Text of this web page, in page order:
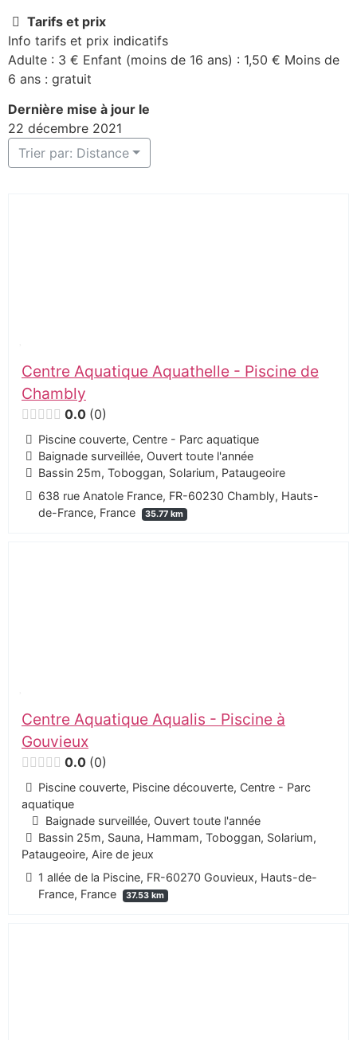
Tarifs et prix
Info tarifs et prix indicatifs
Adulte : 3 € Enfant (moins de 16 ans) : 1,50 € Moins de
6 ans : gratuit
Dernière mise à jour le
22 décembre 2021
Trier par: Distance
Centre Aquatique Aquathelle - Piscine de
Chambly
0.0 0
Piscine couverte, Centre - Parc aquatique
Baignade surveillée, Ouvert toute l'année
Bassin 25m, Toboggan, Solarium, Pataugeoire
638 rue Anatole France, FR-60230 Chambly, Hauts-
de-France, France
35.77 km
Centre Aquatique Aqualis - Piscine à
Gouvieux
0.0 0
Piscine couverte, Piscine découverte, Centre - Parc
aquatique
Baignade surveillée, Ouvert toute l'année
Bassin 25m, Sauna, Hammam, Toboggan, Solarium,
Pataugeoire, Aire de jeux
1 allée de la Piscine, FR-60270 Gouvieux, Hauts-de-
France, France
37.53 km